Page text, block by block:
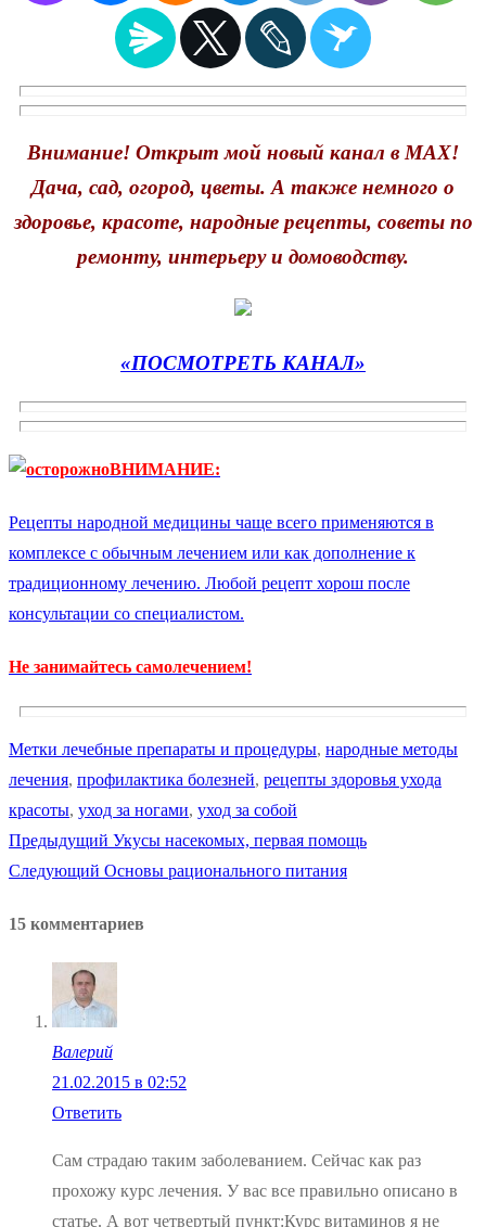
Внимание! Открыт мой новый канал в MAX!
Дача, сад, огород, цветы. А также немного о
здоровье, красоте, народные рецепты, советы по
ремонту, интерьеру и домоводству.
«ПОСМОТРЕТЬ КАНАЛ»
ВНИМАНИЕ:
Рецепты народной медицины чаще всего применяются в
комплексе с обычным лечением или как дополнение к
традиционному лечению. Любой рецепт хорош после
консультации со специалистом.
Не занимайтесь самолечением!
Метки лечебные препараты и процедуры, народные методы
лечения, профилактика болезней, рецепты здоровья ухода
красоты, уход за ногами, уход за собой
Навигация
записям
Предыдущий Предыдущая
запись:
Укусы насекомых, первая помощь
Следующий Следующая
Основы рационального питания
15 комментариев
Валерий
21.02.2015 в 02:52
Ответить
Сам страдаю таким заболеванием. Сейчас как раз
прохожу курс лечения. У вас все правильно описано в
статье. А вот четвертый пункт:Курс витаминов я не